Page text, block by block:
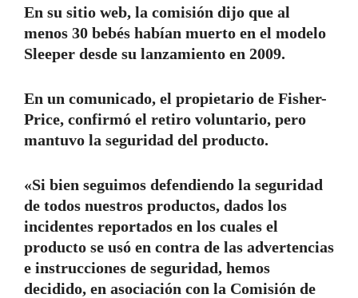
En su sitio web, la comisión dijo que al
menos 30 bebés habían muerto en el modelo
Sleeper desde su lanzamiento en 2009.
En un comunicado, el propietario de Fisher-
Price, confirmó el retiro voluntario, pero
mantuvo la seguridad del producto.
«Si bien seguimos defendiendo la seguridad
de todos nuestros productos, dados los
incidentes reportados en los cuales el
producto se usó en contra de las advertencias
e instrucciones de seguridad, hemos
decidido, en asociación con la Comisión de